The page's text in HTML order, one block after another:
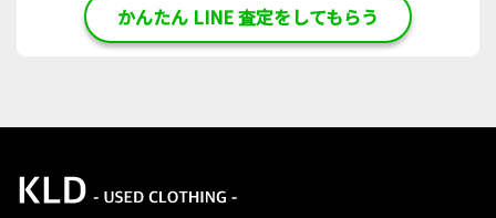
かんたん LINE 査定をしてもらう